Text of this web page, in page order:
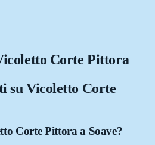
Corte Pittora
su Vicoletto Corte
Corte Pittora a Soave?